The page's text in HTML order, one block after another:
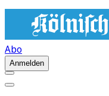
Abo
Anmelden